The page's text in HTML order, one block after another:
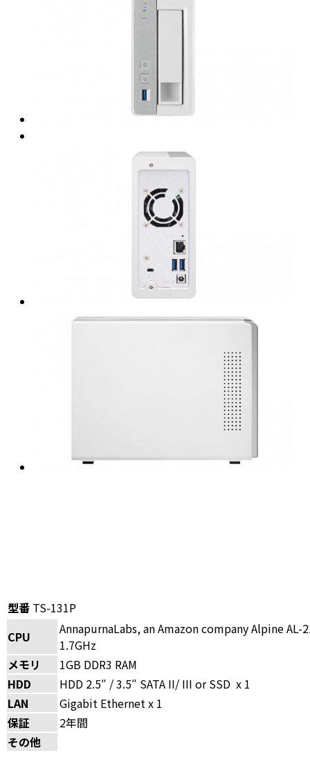
型番 TS-131P
CPU
AnnapurnaLabs, an Amazon company Alpine AL-
1.7GHz
メモリ
1GB DDR3 RAM
HDD
HDD 2.5″ / 3.5″ SATA II/ III or SSD x 1
LAN
Gigabit Ethernet x 1
保証
2年間
その他